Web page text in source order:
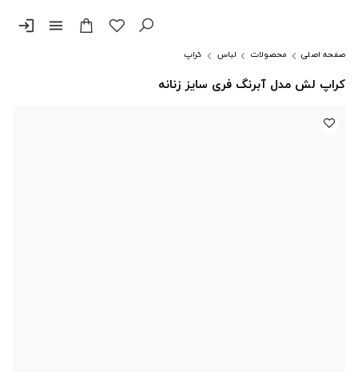
menu
login
صفحه اصلی محصولات لباس کراپ
کراپ لش مدل آبرنگ فری سایز زنانه